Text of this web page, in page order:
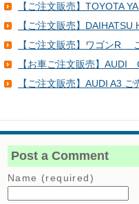
【ご注文販売】TOYOTA
【ご注文販売】DAIHATSU
【ご注文販売】ワゴンR
【お車ご注文販売】
【ご注文販売】AUDI A3 ご
Post a Comment
Name (required)